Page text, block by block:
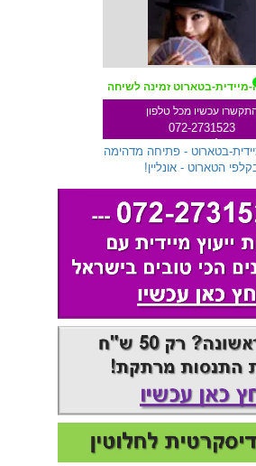
מיידית-בטארוט זמינה לשיחה
עכשיו מכל טלפון
072-2731523
בטארוט - פתיחה מדהימה
הטארוט - אונליין!